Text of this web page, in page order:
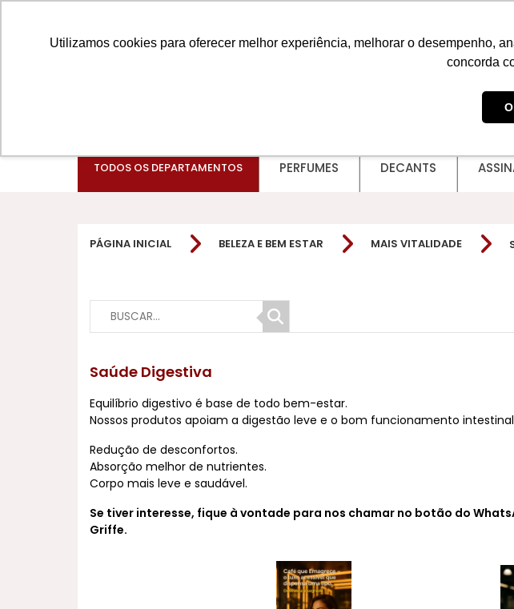
Utilizamos cookies para oferecer melhor experiência, melhorar o desempenho,
concorda
TODOS OS DEPARTAMENTOS PERFUMES DECANTS
PÁGINA INICIAL BELEZA E BEM ESTAR MAIS VITALIDADE
Saúde Digestiva
Equilíbrio digestivo é base de todo bem-estar.
Nossos produtos apoiam a digestão leve e o bom funcionamento
Redução de desconfortos.
Absorção melhor de nutrientes.
Corpo mais leve e saudável.
Se tiver interesse, fique à vontade para nos chamar no botão do
Griffe.